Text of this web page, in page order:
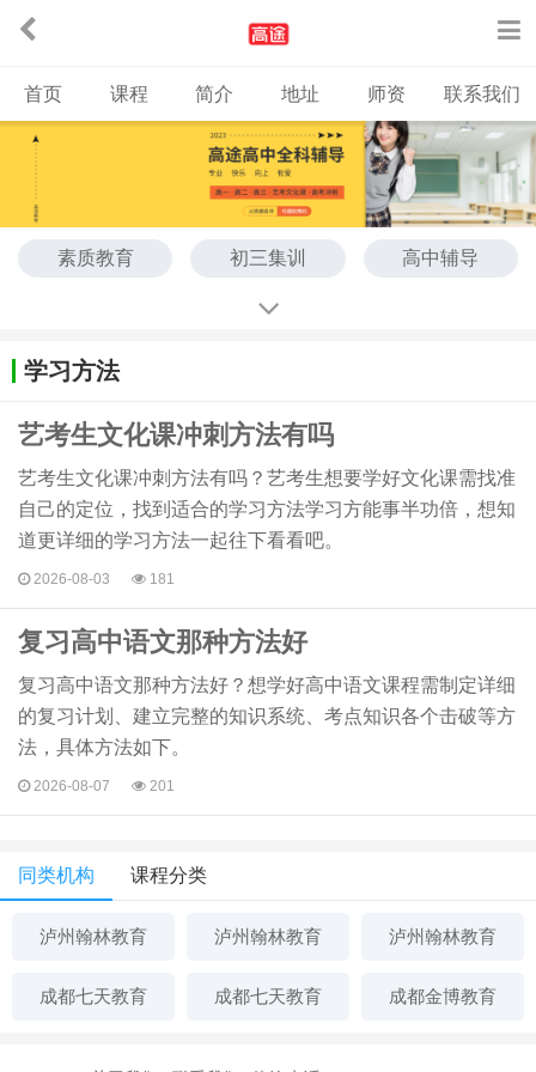
首页 课程 简介 地址 师资 联系我们
素质教育 初三集训 高中辅导
高考辅导
学习方法
艺考生文化课冲刺方法有吗
艺考生文化课冲刺方法有吗？艺考生想要学好文化课需找准
自己的定位，找到适合的学习方法学习方能事半功倍，想知
道更详细的学习方法一起往下看看吧。
2026-08-03 181
复习高中语文那种方法好
复习高中语文那种方法好？想学好高中语文课程需制定详细
的复习计划、建立完整的知识系统、考点知识各个击破等方
法，具体方法如下。
2026-08-07 201
同类机构 课程分类
泸州翰林教育 泸州翰林教育 泸州翰林教育
成都七天教育 成都七天教育 成都金博教育